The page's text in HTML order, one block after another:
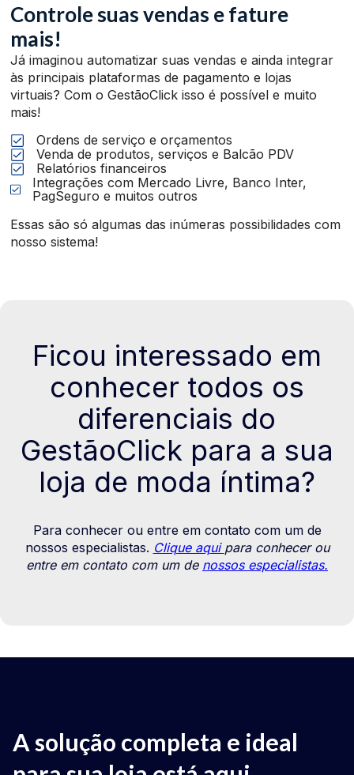
Controle suas vendas e fature
mais!
Já imaginou automatizar suas vendas e ainda integrar
às principais plataformas de pagamento e lojas
virtuais? Com o GestãoClick isso é possível e muito
mais!
Ordens de serviço e orçamentos
Venda de produtos, serviços e Balcão PDV
Relatórios financeiros
Integrações com Mercado Livre, Banco Inter,
PagSeguro e muitos outros
Essas são só algumas das inúmeras possibilidades com
nosso sistema!
Ficou interessado em
conhecer todos os
diferenciais do
GestãoClick para a sua
loja de moda íntima?
Para conhecer ou entre em contato com um de
nossos especialistas. Clique aqui para conhecer ou
entre em contato com um de nossos especialistas.
A solução completa e ideal